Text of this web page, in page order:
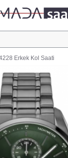
Erkek Kol Saati